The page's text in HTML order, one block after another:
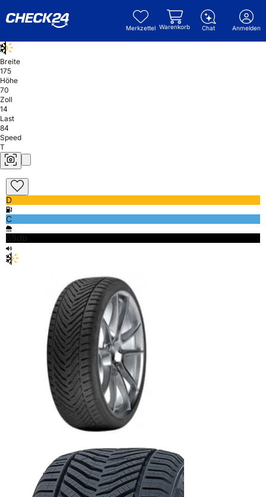
Merkzettel Warenkorb Chat Anmelden
Breite
175
Höhe
70
Zoll
14
Last
84
Speed
T
D
C
69db